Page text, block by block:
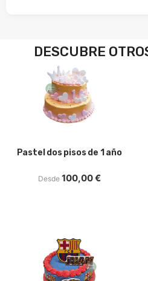
DESCUBRE
Pastel dos pisos de 1 año
Desde 100,00€